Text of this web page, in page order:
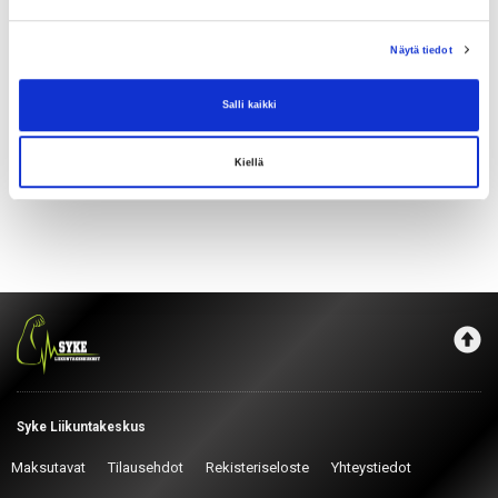
Näytä tiedot
Salli kaikki
Kiellä
Syke Liikuntakeskus
Maksutavat Tilausehdot Rekisteriseloste Yhteystiedot